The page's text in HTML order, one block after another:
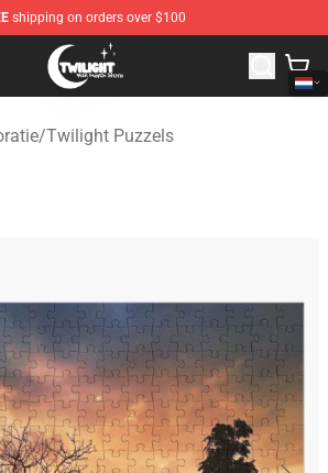
shipping on orders over $100
Official Twilight Merchandise Shop
/Twilight Puzzels